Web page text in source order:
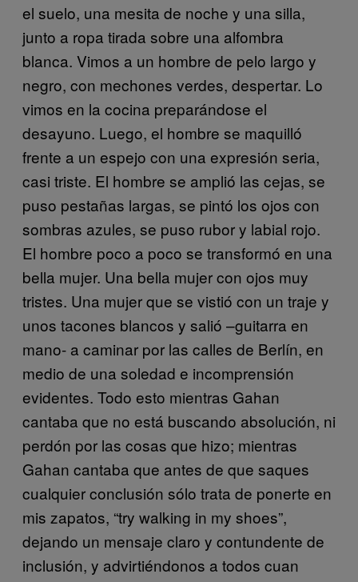
el suelo, una mesita de noche y una silla,
junto a ropa tirada sobre una alfombra
blanca. Vimos a un hombre de pelo largo y
negro, con mechones verdes, despertar. Lo
vimos en la cocina preparándose el
desayuno. Luego, el hombre se maquilló
frente a un espejo con una expresión seria,
casi triste. El hombre se amplió las cejas, se
puso pestañas largas, se pintó los ojos con
sombras azules, se puso rubor y labial rojo.
El hombre poco a poco se transformó en una
bella mujer. Una bella mujer con ojos muy
tristes. Una mujer que se vistió con un traje y
unos tacones blancos y salió –guitarra en
mano- a caminar por las calles de Berlín, en
medio de una soledad e incomprensión
evidentes. Todo esto mientras Gahan
cantaba que no está buscando absolución, ni
perdón por las cosas que hizo; mientras
Gahan cantaba que antes de que saques
cualquier conclusión sólo trata de ponerte en
mis zapatos, “try walking in my shoes”,
dejando un mensaje claro y contundente de
inclusión, y advirtiéndonos a todos cuan